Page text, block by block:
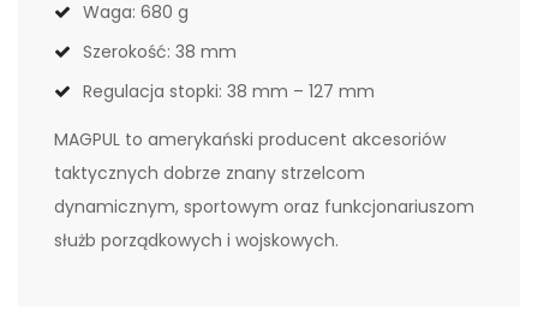
Waga: 680 g
Szerokość: 38 mm
Regulacja stopki: 38 mm – 127 mm
MAGPUL to amerykański producent akcesoriów
taktycznych dobrze znany strzelcom
dynamicznym, sportowym oraz funkcjonariuszom
służb porządkowych i wojskowych.